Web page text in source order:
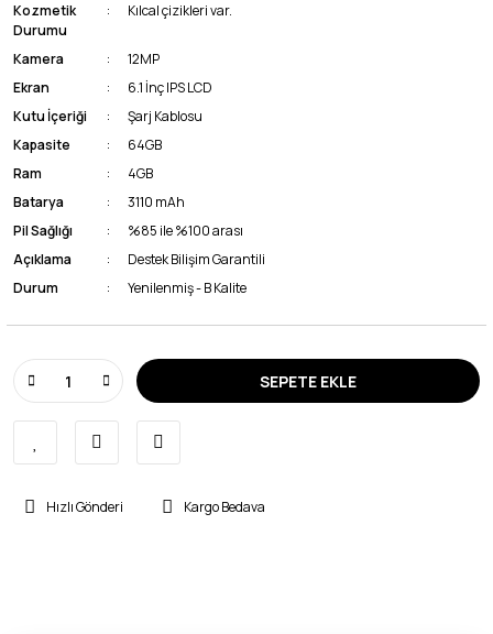
Kozmetik
Durumu
Kılcal çizikleri var.
Kamera
12MP
Ekran
6.1 İnç IPS LCD
Kutu İçeriği
Şarj Kablosu
Kapasite
64GB
Ram
4GB
Batarya
3110 mAh
Pil Sağlığı
%85 ile %100 arası
Açıklama
Destek Bilişim Garantili
Durum
Yenilenmiş - B Kalite
SEPETE EKLE
Hızlı Gönderi Kargo Bedava